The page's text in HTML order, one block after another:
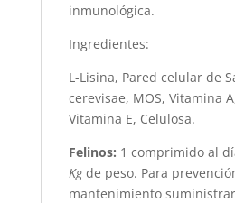
inmunológica.
Ingredientes:
L-Lisina, Pared celular de
cerevisae, MOS, Vitamina
Vitamina E, Celulosa.
Felinos: 1 comprimido al
Kgde peso. Para
mantenimiento